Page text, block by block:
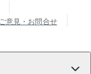
ご意見・お問合せ